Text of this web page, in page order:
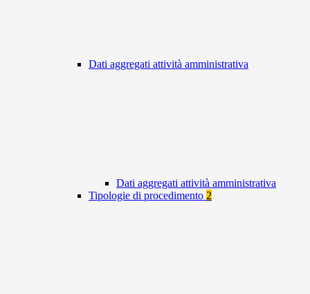
Dati aggregati attività amministrativa
Dati aggregati attività amministrativa
Tipologie di procedimento 2